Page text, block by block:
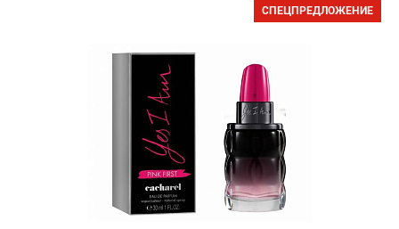
СПЕЦПРЕДЛОЖЕНИЕ